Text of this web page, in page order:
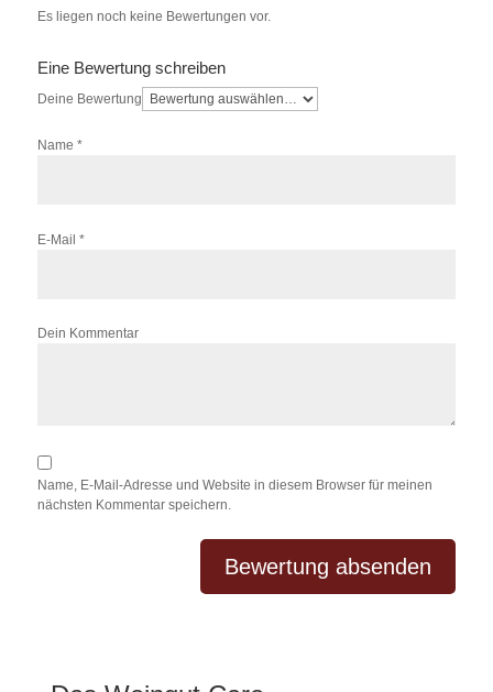
Es liegen noch keine Bewertungen vor.
Eine Bewertung schreiben
Deine Bewertung
Name*
E-Mail*
Dein Kommentar
Name, E-Mail-Adresse und Website in diesem Browser für meinen
nächsten Kommentar speichern.